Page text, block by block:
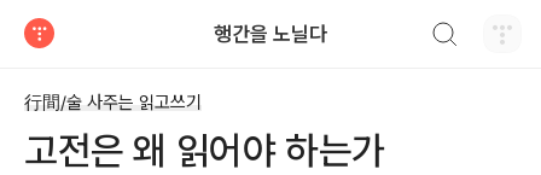
행간을 노닐다
行間/술 사주는 읽고쓰기
고전은 왜 읽어야 하는가